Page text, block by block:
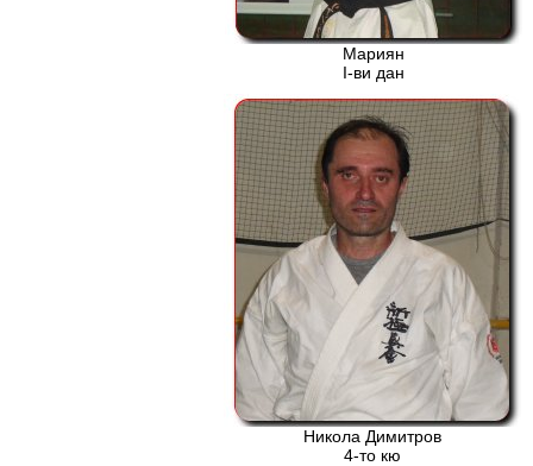
Мариян
І-ви дан
Никола Димитров
4-то кю